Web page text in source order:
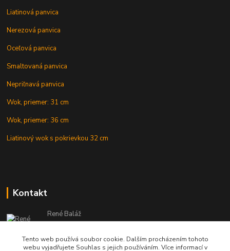
Liatinová panvica
Nerezová panvica
Oceľová panvica
Smaltovaná panvica
Nepriľnavá panvica
Wok, priemer: 31 cm
Wok, priemer: 36 cm
Liatinový wok s pokrievkou 32 cm
Kontakt
René Baláž
Eshop: +421 902 212 007
od 8:00 - do 16:00 hod
Tento web používá soubor cookie. Dalším procházením tohoto
webu vyjadřujete Souhlas s jejich používáním. Více informací v